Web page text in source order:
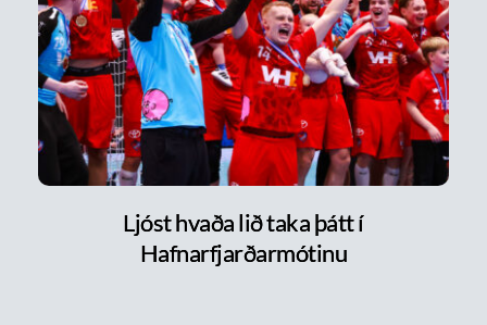
Ljóst hvaða lið taka þátt í
Hafnarfjarðarmótinu